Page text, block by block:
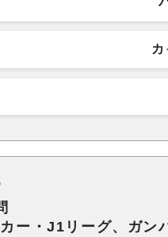
カ
ー・J1リーグ、ガン